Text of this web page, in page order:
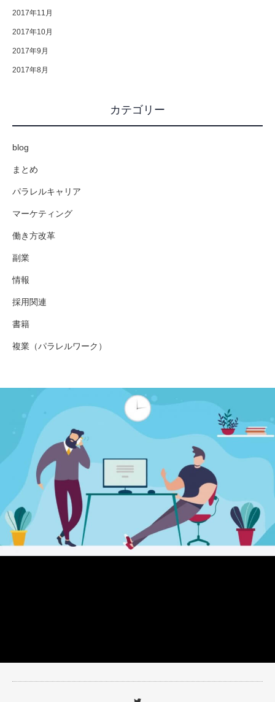
2017年11月
2017年10月
2017年9月
2017年8月
カテゴリー
blog
まとめ
パラレルキャリア
マーケティング
働き方改革
副業
情報
採用関連
書籍
複業（パラレルワーク）